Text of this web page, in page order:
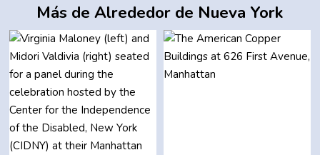
Más de Alrededor de Nueva York